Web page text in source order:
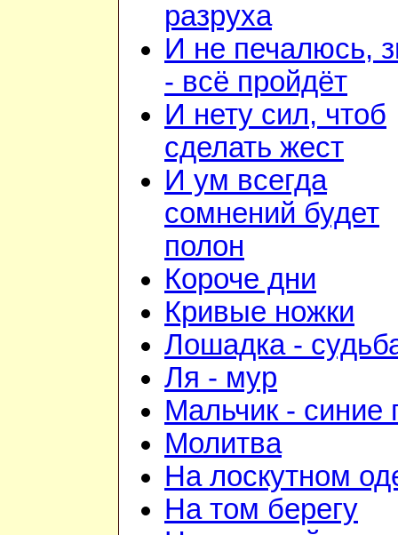
разруха
И не печалюсь,
- всё пройдёт
И нету сил, чтоб
сделать жест
И ум всегда
сомнений будет
полон
Короче дни
Кривые ножки
Лошадка -
Ля - мур
Мальчик - синие
Молитва
На лоскутном
На том берегу